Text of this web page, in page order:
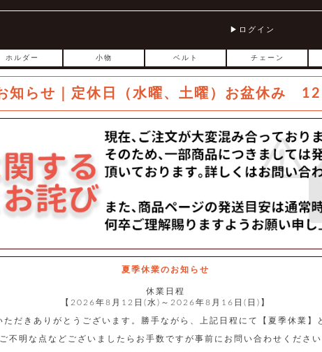
ログイン
ホルダー 小物 ベルト チェーン
知らせ｜定休日（水曜、土曜）お盆休み 12
夏季休業のお知らせ
休業日程
【2026年8月12日(水)～2026年8月16日(日)】
ただきありがとうございます。勝手ながら、上記日程にて【夏季休業】
ご不明な点などございましたらお手数ですが事前にお問い合わせください